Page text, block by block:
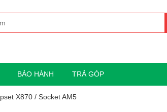
BẢO HÀNH TRẢ GÓP
X870 / Socket AM5